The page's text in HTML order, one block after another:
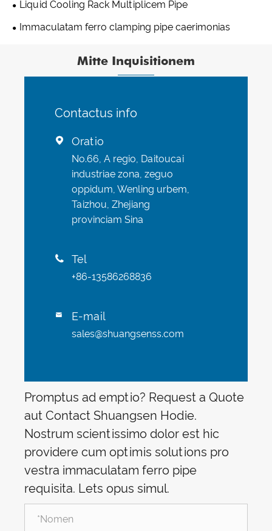
Liquid Cooling Rack Multiplicem Pipe
Immaculatam ferro clamping pipe caerimonias
Mitte Inquisitionem
Contactus info
 Oratio
No.66, A regio, Daitoucai
industriae zona, zeguo
oppidum, Wenling urbem,
Taizhou, Zhejiang
provinciam Sina
 Tel
+86-13586268836
 E-mail
sales@shuangsenss.com
Promptus ad emptio? Request a Quote
aut Contact Shuangsen Hodie.
Nostrum scientissimo dolor est hic
providere cum optimis solutions pro
vestra immaculatam ferro pipe
requisita. Lets opus simul.